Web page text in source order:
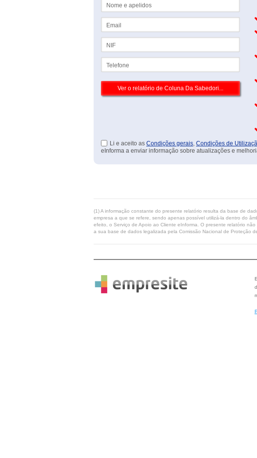
Li e aceito as Condições gerais, Condições de
eInforma a enviar informação sobre atualizações e
(1) A informação constante do presente relatório resulta da base de
empresa a que se refere, sendo apenas possível utilizá-la dentro do
efeito, o Serviço de Apoio ao Cliente eInforma. O presente relatório
a sua base de dados legalizada pela Comissão Nacional de Proteção